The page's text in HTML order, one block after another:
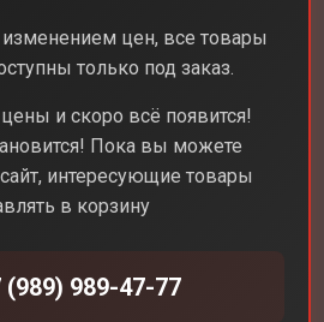
Pro Max
цен, все товары
только под заказ.
и скоро всё появится!
Пока вы можете
интересующие товары
в корзину
(989) 989-47-77